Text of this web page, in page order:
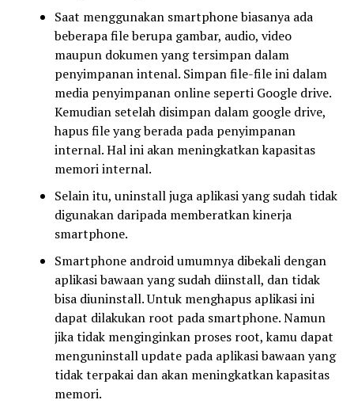
Saat menggunakan smartphone biasanya ada
beberapa file berupa gambar, audio, video
maupun dokumen yang tersimpan dalam
penyimpanan intenal. Simpan file-file ini dalam
media penyimpanan online seperti Google drive.
Kemudian setelah disimpan dalam google drive,
hapus file yang berada pada penyimpanan
internal. Hal ini akan meningkatkan kapasitas
memori internal.
Selain itu, uninstall juga aplikasi yang sudah tidak
digunakan daripada memberatkan kinerja
smartphone.
Smartphone android umumnya dibekali dengan
aplikasi bawaan yang sudah diinstall, dan tidak
bisa diuninstall. Untuk menghapus aplikasi ini
dapat dilakukan root pada smartphone. Namun
jika tidak menginginkan proses root, kamu dapat
menguninstall update pada aplikasi bawaan yang
tidak terpakai dan akan meningkatkan kapasitas
memori.